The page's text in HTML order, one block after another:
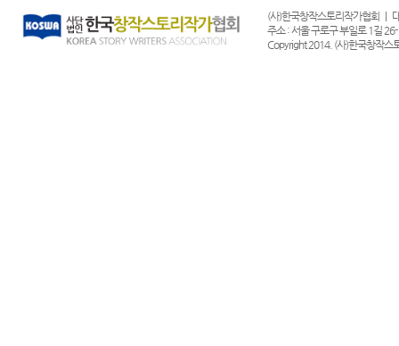
(사)한국창작스토리작가협회 |
주소 : 서울 구로구 부일로 1길
Copyright 2014. (사)한국창작스